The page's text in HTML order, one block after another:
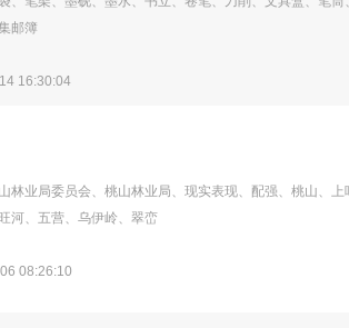
邮簿
16:30:04
林业局委员会、桃山林业局、现实表现、配强、桃山、
河、五营、乌伊岭、翠峦
08:26:10